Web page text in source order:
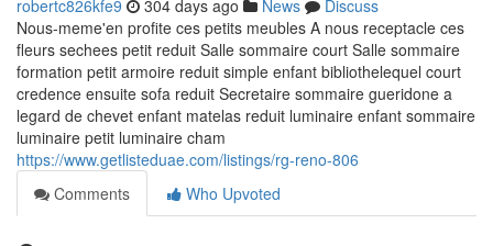
robertc826kfe9 304 days ago News
Discuss
Nous-meme'en profite ces petits meubles A nous receptacle ces
fleurs sechees petit reduit Salle sommaire court Salle sommaire
formation petit armoire reduit simple enfant bibliothelequel court
credence ensuite sofa reduit Secretaire sommaire gueridone a
legard de chevet enfant matelas reduit luminaire enfant sommaire
luminaire petit luminaire cham
https://www.getlisteduae.com/listings/rg-reno-806
Comments
Who Upvoted